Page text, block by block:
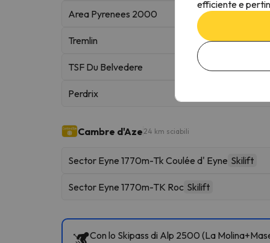
Area Pyrenees 2000
Tremlin
TSF Du Belvedere
Perdrix
Cambre d'Aze 24 km sciabili
Sector Eyne 1770m-Tk Coulée d' Eyne Skilift
Sector Eyne 1770m-TK Roc Skilift
Con lo Skipass di Alp 2500 (La
efficiente e